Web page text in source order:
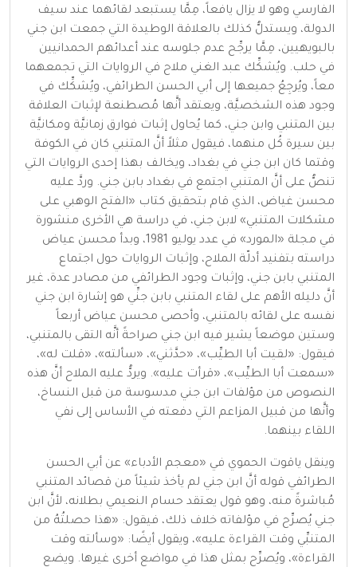
الفارسي وهو لا يزال يافعاً، مِمَّا يستبعد لقائهما عند سيف
الدولة، ويستدلُّ كذلك بالعلاقة الوطيدة التي جمعت ابن جني
بالبويهيين، مِمَّا يرجِّح عدم جلوسه عند أعدائهم الحمدانيين
في حلب. ويُشكِّك عبد الغني ملاح في الروايات التي تجمعهما
معاً، ويُرجِعُ جميعها إلى أبي الحسن الطرائفي، ويُشكِّك في
وجود هذه الشخصيَّة، ويعتقد أنَّها مُصطنعة لإثبات العلاقة
بين المتنبي وابن جني، كما يُحاول إثبات فوارق زمانيَّة ومكانيَّة
بين سيرة كُل منهما، فيقول مثلاً أنَّ المتنبي كان في الكوفة
وقتما كان ابن جني في بغداد، ويخالف بهذا إحدى الروايات التي
تنصُّ على أنَّ المتنبي اجتمع في بغداد بابن جني. وردَّ عليه
محسن غياض، الذي قام بتحقيق كتاب «الفتح الوهبي على
مشكلات المتنبي» لابن جني، في دراسة هي الأخرى منشورة
في مجلة «المورد» في عدد يوليو 1981، وبدأ محسن عياض
دراسته بتفنيد أدلّة الملاح، وإثبات الروايات حول اجتماع
المتنبي بابن جني، وإثبات وجود الطرائفي من مصادر عدة، غير
أنَّ دليله الأهم على لقاء المتنبي بابن جنِّي هو إشارة ابن جني
نفسه على لقائه بالمتنبي، وأحصى محسن عياض أربعاً
وستين موضعاً يشير فيه ابن جني صراحةً أنَّه التقى بالمتنبي،
فيقول: «لقيت أبا الطيِّب»، «حدَّثني»، «سألته»، «قلت له»،
«سمعت أبا الطيِّب»، «قرأت عليه». ويردُّ عليه الملاح أنَّ هذه
النصوص من مؤلفات ابن جني مدسوسة من قبل النساخ،
وأنَّها من قبيل المزاعم التي دفعته في الأساس إلى نفي
اللقاء بينهما.
وينقل ياقوت الحموي في «معجم الأدباء» عن أبي الحسن
الطرائفي قوله أنَّ ابن جني لم يأخذ شيئاً من قصائد المتنبي
مُباشرةً منه، وهو قول يعتقد حسام النعيمي بطلانه، لأنَّ ابن
جني يُصرِّح في مؤلفاته خلاف ذلك، فيقول: «هذا حصلتُهُ من
المتنبِّي وقت القراءة عليه»، ويقول أيضًا: «وسألته وقت
القراءة»، ويُصرِّح بمثل هذا في مواضع أخرى غيرها. ويضع